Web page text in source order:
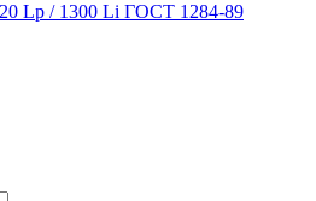
Lp / 1300 Li ГОСТ 1284-89